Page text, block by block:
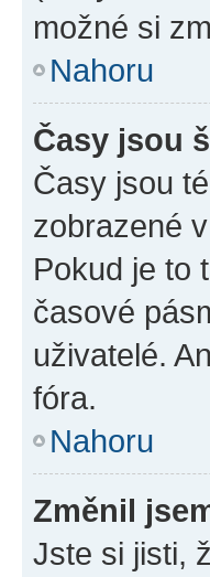
možné si
Nahoru
Časy jsou
Časy jsou
zobrazené
Pokud je to
časové
uživatelé.
fóra.
Nahoru
Změnil
Jste si jisti,